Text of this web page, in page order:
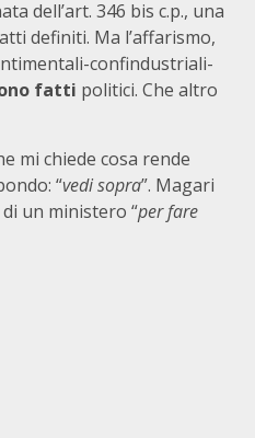
dell’art. 346 bis c.p., una
definiti. Ma l’affarismo,
confindustriali-
fatti politici. Che altro
mi chiede cosa rende
“vedi sopra”. Magari
un ministero “per fare